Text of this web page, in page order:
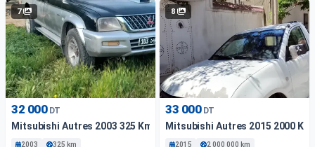
7
32 000 DT
Mitsubishi Autres 2003 325 Km
2003 325 km
8
33 000 DT
Mitsubishi Autres 2015 2000 Km
2015 2 000 000 km